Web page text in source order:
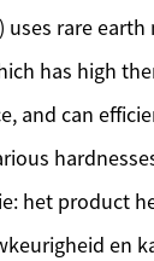
uses rare earth
has high
and can
het product
en